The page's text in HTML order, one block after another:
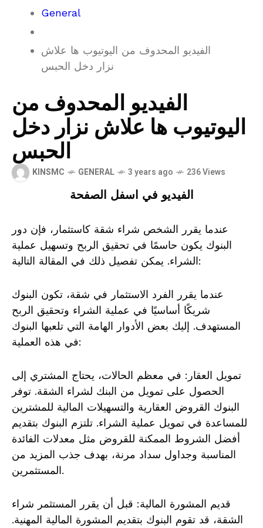
General
الفيديو المحدوف من اليوتيوب ها علاش
نزار دخل الحبس
الفيديو المحدوف من
اليوتيوب ها علاش نزار دخل
الحبس
KINSMC GENERAL 3 years ago 236 Views
الفيديو في اسفل الصفحة
عندما يقرر الشخص شراء شقة كاستثمار، فإن دور
البنوك يكون حاسمًا في تحقيق الربح وتسهيل عملية
الشراء. يمكن تفصيل ذلك في المقالة التالية:
عندما يقرر الفرد الاستثمار في شقة، تكون البنوك
شريكًا أساسيًا في عملية الشراء وتحقيق الربح
المستهدف. إليك بعض الأدوار الهامة التي تلعبها البنوك
في هذه العملية:
تمويل العقار: في معظم الحالات، يحتاج المشتري إلى
الحصول على تمويل من البنك لشراء الشقة. توفر
البنوك القروض العقارية والتسهيلات المالية للمشترين
للمساعدة في تمويل عملية الشراء. تلتزم البنوك بتقديم
أفضل الشروط الممكنة للقروض مثل معدلات الفائدة
المناسبة وجداول سداد مرنة، بهدف جذب المزيد من
المستثمرين.
قديم المشورة المالية: قبل أن يقرر المستثمر شراء
الشقة، قد تقوم البنوك بتقديم المشورة المالية المهنية.